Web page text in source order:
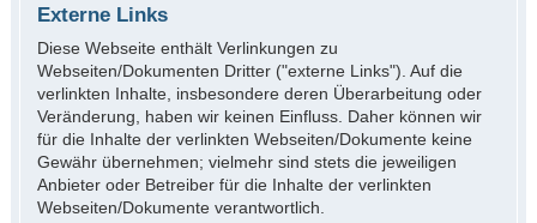
Externe Links
Diese Webseite enthält Verlinkungen zu
Webseiten/Dokumenten Dritter ("externe Links"). Auf die
verlinkten Inhalte, insbesondere deren Überarbeitung oder
Veränderung, haben wir keinen Einfluss. Daher können wir
für die Inhalte der verlinkten Webseiten/Dokumente keine
Gewähr übernehmen; vielmehr sind stets die jeweiligen
Anbieter oder Betreiber für die Inhalte der verlinkten
Webseiten/Dokumente verantwortlich.